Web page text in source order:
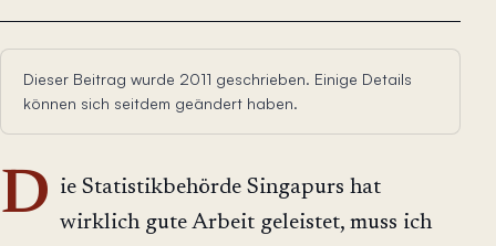
Dieser Beitrag wurde 2011 geschrieben. Einige Details
können sich seitdem geändert haben.
D ie Statistikbehörde Singapurs hat
wirklich gute Arbeit geleistet, muss ich